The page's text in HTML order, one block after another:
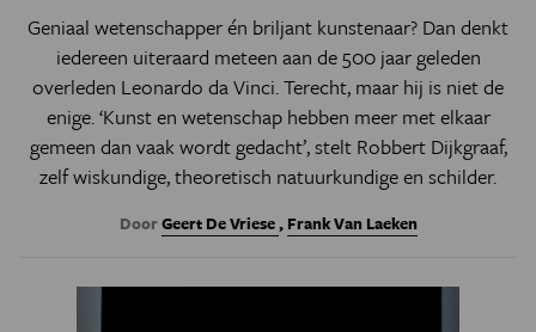
Geniaal wetenschapper én briljant kunstenaar? Dan denkt
iedereen uiteraard meteen aan de 500 jaar geleden
overleden Leonardo da Vinci. Terecht, maar hij is niet de
enige. ‘Kunst en wetenschap hebben meer met elkaar
gemeen dan vaak wordt gedacht’, stelt Robbert Dijkgraaf,
zelf wiskundige, theoretisch natuurkundige en schilder.
DoorGeert De Vriese, Frank Van Laeken